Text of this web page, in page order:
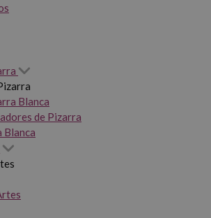
Blanca
de Pizarra
Blanca